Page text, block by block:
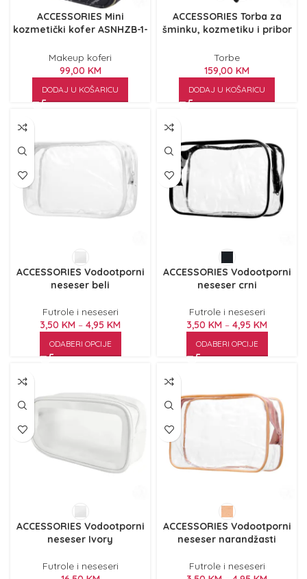
ACCESSORIES Mini
kozmetički kofer ASNHZB-1-
Makeup koferi
99,00 KM
DODAJ U KOŠARICU
ACCESSORIES Torba za
šminku, kozmetiku i pribor
Torbe
159,00 KM
DODAJ U KOŠARICU
ACCESSORIES Vodootporni
neseser beli
Futrole i neseseri
3,50 KM – 4,95 KM
ODABERI OPCIJE
ACCESSORIES Vodootporni
neseser crni
Futrole i neseseri
3,50 KM – 4,95 KM
ODABERI OPCIJE
ACCESSORIES Vodootporni
neseser Ivory
Futrole i neseseri
ACCESSORIES Vodootporni
neseser narandžasti
Futrole i neseseri